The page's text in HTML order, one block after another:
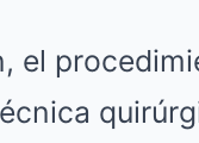
el